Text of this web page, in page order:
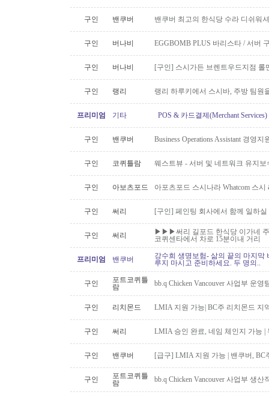
구인 밴쿠버 밴쿠버 최고의 한식당 수라 디쉬워
구인 버나비 EGGBOMB PLUS 바리스타 / 서버
구인 버나비 [구인] 스시가든 브렌트우드지점 롤
구인 랭리 랭리 하루키에서 스시바, 주방 팀원
프리미엄 기타 POS & 카드결제(Merchant
구인 밴쿠버 Business Operations Assistant 경영
구인 코퀴틀람 웨스트뷰 - 서버 및 네트워크 유지보
구인 아보츠포드 아포츠포드 스시나라 Whatcom 스
구인 써리 [구인] 페인팅 회사에서 함께 일하
구인 써리
▶▶▶써리 길포드 한식당 이가네
코퀴센타에서 차로 15분이내 거리
프리미엄 밴쿠버
강수희 생명보험- 삶의 끝의 마지막
루지 마시고 준비하세요. 두 명의..
구인
포트코퀴틀
람
bb.q Chicken Vancouver 사업부 운
구인 리치몬드 LMIA 지원 가능| BC주 리치몬드 지
구인 써리 LMIA 승인 완료, 네임 체인지 가능 |
구인 밴쿠버 [급구] LMIA 지원 가능 | 밴쿠버,
구인
포트코퀴틀
람
bb.q Chicken Vancouver 사업부 생